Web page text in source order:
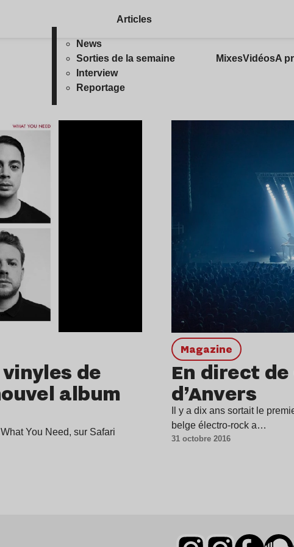
Articles
News
Sorties de la semaine
Interview
Reportage
MixesVidéosA
de
album
You Need, sur Safari
magazine
En direct
d’Anvers
Il y a dix ans sortait le
belge électro-rock a…
31 octobre 2016